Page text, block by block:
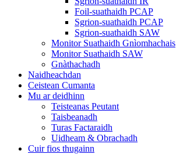
Foil-suathaidh PCAP
Sgrion-suathaidh PCAP
Sgrion-suathaidh SAW
Monitor Suathaidh Gnìomhachais
Monitor Suathaidh SAW
Gnàthachadh
Naidheachdan
Ceistean Cumanta
Mu ar deidhinn
Teisteanas Peutant
Taisbeanadh
Turas Factaraidh
Uidheam & Obrachadh
Cuir fios thugainn